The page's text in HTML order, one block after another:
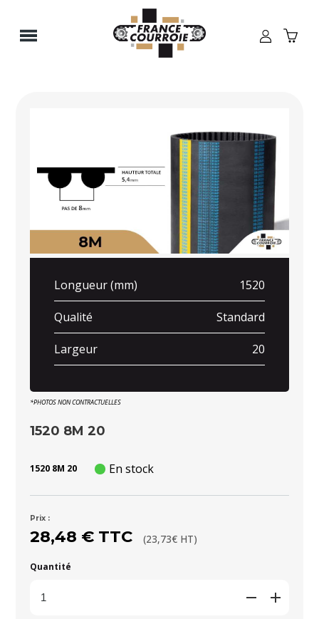
Longueur (mm) 1520
Qualité Standard
Largeur 20
*PHOTOS NON CONTRACTUELLES
1520 8M 20
1520 8M 20 En stock
Prix :
28,48 € TTC (23,73€ HT)
Quantité
Panneau de gestion des cookies